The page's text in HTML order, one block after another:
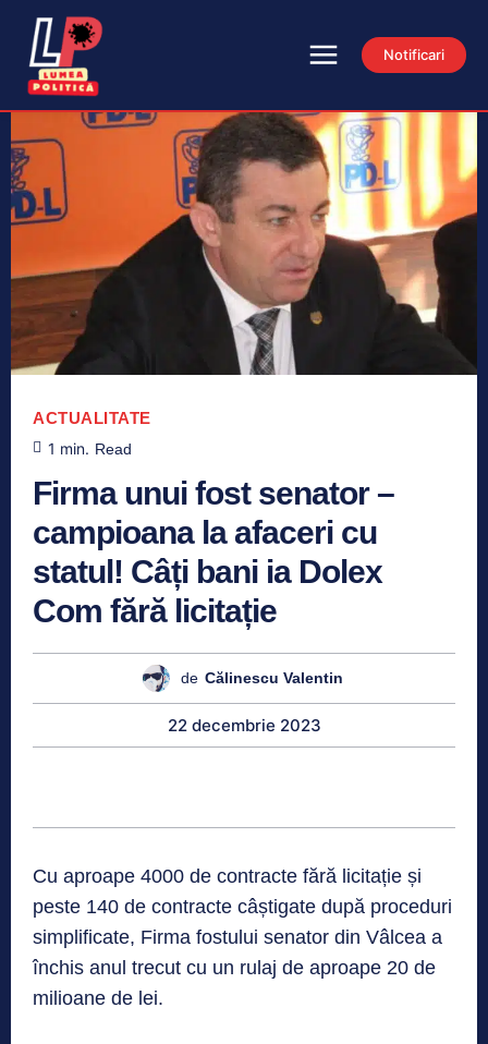
Notificari
ACTUALITATE
1 min. Read
Firma unui fost senator –
campioana la afaceri cu
statul! Câți bani ia Dolex
Com fără licitație
de Călinescu Valentin
22 decembrie 2023
Cu aproape 4000 de contracte fără licitație și
peste 140 de contracte câștigate după proceduri
simplificate, Firma fostului senator din Vâlcea a
închis anul trecut cu un rulaj de aproape 20 de
milioane de lei.